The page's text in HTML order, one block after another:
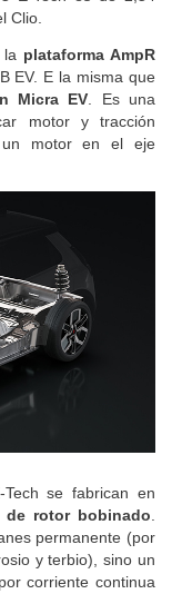
Clio.
la plataforma AmpR
EV. E la misma que
Micra EV . Es una
motor y tracción
un motor en el eje
se fabrican en
rotor bobinado
permanente (por
y terbio), sino un
corriente continua